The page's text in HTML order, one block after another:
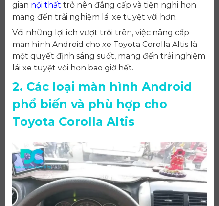
gian nội thất trở nên đẳng cấp và tiện nghi hơn,
mang đến trải nghiệm lái xe tuyệt vời hơn.
Với những lợi ích vượt trội trên, việc nâng cấp
màn hình Android cho xe Toyota Corolla Altis là
một quyết định sáng suốt, mang đến trải nghiệm
lái xe tuyệt vời hơn bao giờ hết.
2. Các loại màn hình Android
phổ biến và phù hợp cho
Toyota Corolla Altis